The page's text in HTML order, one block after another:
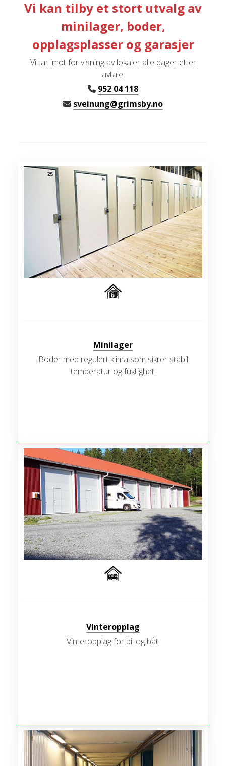
Vi kan tilby et stort utvalg av
minilager, boder,
opplagsplasser og garasjer
Vi tar imot for visning av lokaler alle dager etter
avtale.
952 04 118
sveinung@grimsby.no
Minilager
Boder med regulert klima som sikrer stabil
temperatur og fuktighet.
Vinteropplag
Vinteropplag for bil og båt.